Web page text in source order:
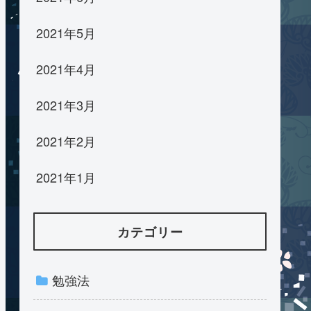
2021年5月
2021年4月
2021年3月
2021年2月
2021年1月
カテゴリー
勉強法